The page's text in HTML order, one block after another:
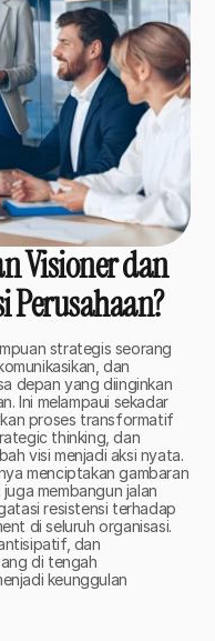
Visioner dan
Perusahaan?
strategis seorang
dan
depan yang diinginkan
Ini melampaui sekadar
proses transformatif
thinking, dan
visi menjadi aksi nyata.
menciptakan gambaran
membangun jalan
resistensi terhadap
di seluruh organisasi.
dan
di tengah
keunggulan